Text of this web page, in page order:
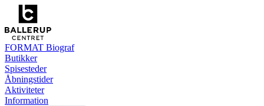
FORMAT Biograf
Butikker
Spisesteder
Åbningstider
Aktiviteter
Information